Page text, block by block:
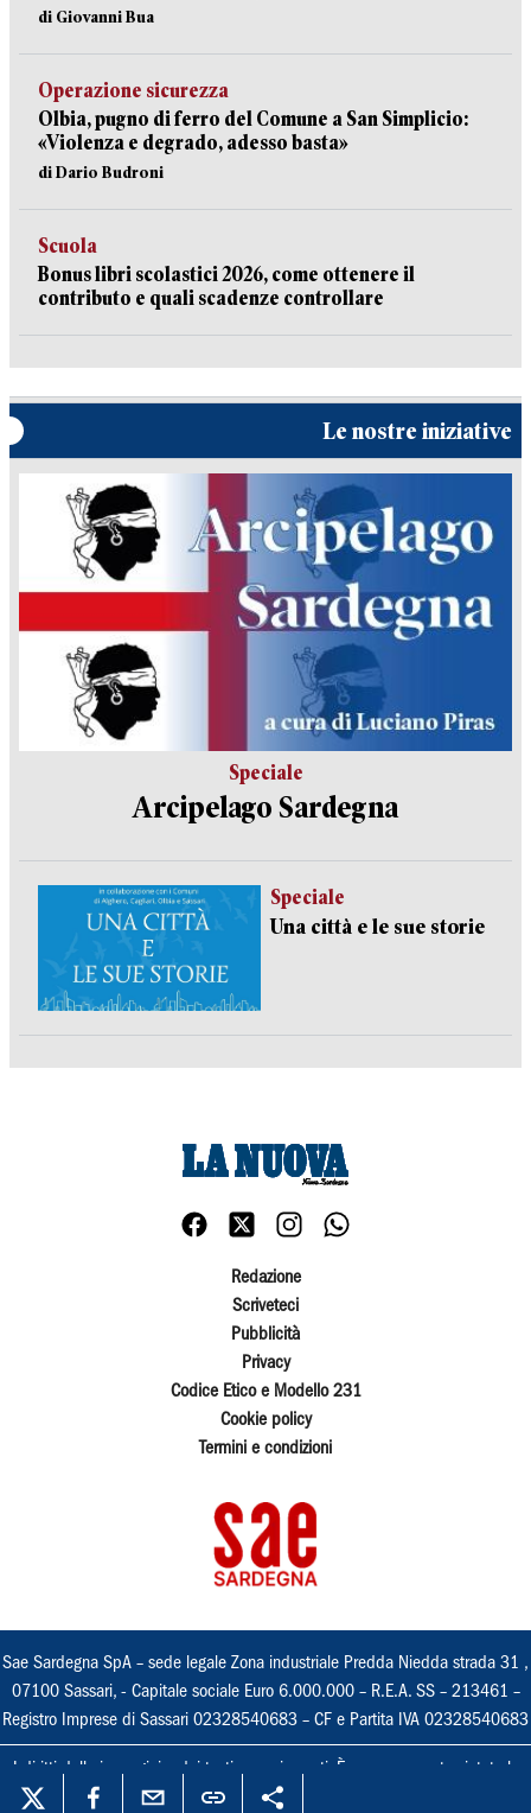
di Giovanni Bua
Operazione sicurezza
Olbia, pugno di ferro del Comune a San Simplicio:
«Violenza e degrado, adesso basta»
di Dario Budroni
Scuola
Bonus libri scolastici 2026, come ottenere il
contributo e quali scadenze controllare
Le nostre iniziative
Speciale
Arcipelago Sardegna
Speciale
Una città e le sue storie
Redazione
Scriveteci
Pubblicità
Privacy
Codice Etico e Modello 231
Cookie policy
Termini e condizioni
Sae Sardegna SpA – sede legale Zona industriale Predda Niedda strada 31 ,
07100 Sassari, - Capitale sociale Euro 6.000.000 – R.E.A. SS – 213461 –
Registro Imprese di Sassari 02328540683 – CF e Partita IVA 02328540683
I diritti delle immagini e dei testi sono riservati. È espressamente vietata la
loro riproduzione con qualsiasi mezzo e l'adattamento totale o parziale.